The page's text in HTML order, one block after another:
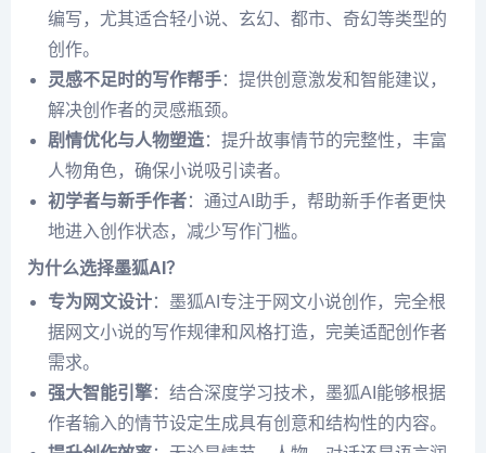
编写，尤其适合轻小说、玄幻、都市、奇幻等类型的
创作。
灵感不足时的写作帮手：提供创意激发和智能建议，
解决创作者的灵感瓶颈。
剧情优化与人物塑造：提升故事情节的完整性，丰富
人物角色，确保小说吸引读者。
初学者与新手作者：通过AI助手，帮助新手作者更快
地进入创作状态，减少写作门槛。
为什么选择墨狐AI？
专为网文设计：墨狐AI专注于网文小说创作，完全根
据网文小说的写作规律和风格打造，完美适配创作者
需求。
强大智能引擎：结合深度学习技术，墨狐AI能够根据
作者输入的情节设定生成具有创意和结构性的内容。